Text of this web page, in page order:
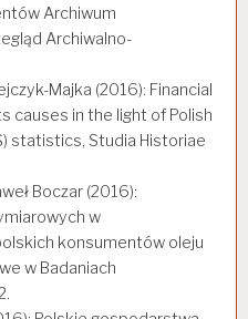
Archiwum
Archiwalno-
Majka (2016): Financial
causes in the light of Polish
statistics, Studia Historiae
Boczar (2016):
w
konsumentów oleju
w Badaniach